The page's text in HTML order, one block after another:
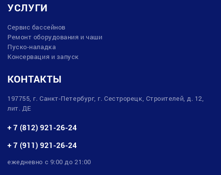
УСЛУГИ
Сервис бассейнов
Ремонт оборудования и чаши
Пуско-наладка
Консервация и запуск
КОНТАКТЫ
197755, г. Санкт-Петербург, г. Сестрорецк, Строителей, д. 12,
лит. ДЕ
+ 7 (812) 921-26-24
+ 7 (911) 921-26-24
ежедневно с 9:00 до 21:00